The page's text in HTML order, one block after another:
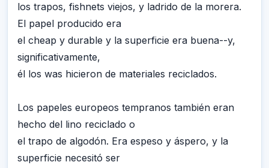
los trapos, fishnets viejos, y ladrido de la morera.
El papel producido era
el cheap y durable y la superficie era buena--y,
significativamente,
él los was hicieron de materiales reciclados.
Los papeles europeos tempranos también eran
hecho del lino reciclado o
el trapo de algodón. Era espeso y áspero, y la
superficie necesitó ser